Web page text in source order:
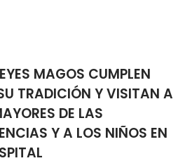
MAGOS CUMPLEN
TRADICIÓN Y VISITAN A
DE LAS
Y A LOS NIÑOS EN